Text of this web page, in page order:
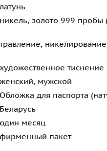
латунь
никель, золото 999 пробы
травление,
художественное тиснение
женский, мужской
Обложка для паспорта
Беларусь
один месяц
фирменный пакет